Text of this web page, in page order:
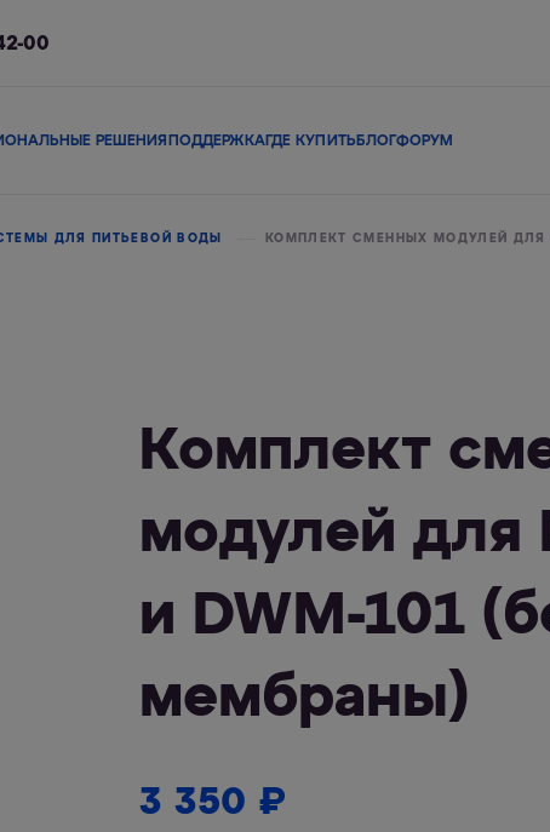
00
РЕШЕНИЯ ПОДДЕРЖКАГДЕ КУПИТЬ БЛОГФОРУМ
модулиМагистральные фильтрыВ коттеджСопутствующие
ДЛЯ ПИТЬЕВОЙ ВОДЫ КОМПЛЕКТ СМЕННЫХ МОДУЛЕЙ ДЛЯ
Комплект
модулей для
и DWM-101
мембраны)
3 350 ₽